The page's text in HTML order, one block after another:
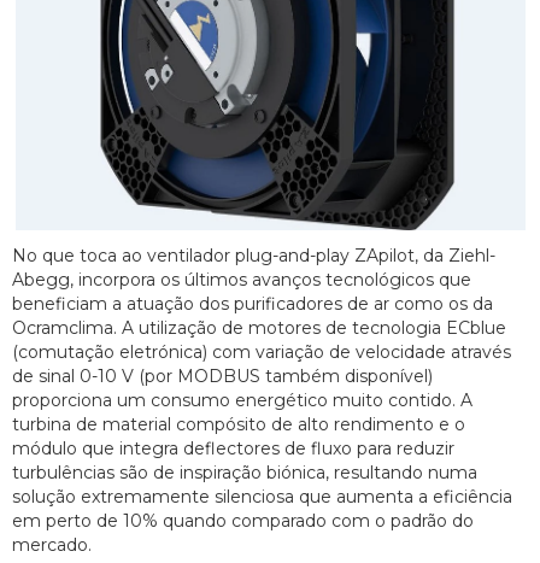
No que toca ao ventilador plug-and-play ZApilot, da Ziehl-
Abegg, incorpora os últimos avanços tecnológicos que
beneficiam a atuação dos purificadores de ar como os da
Ocramclima. A utilização de motores de tecnologia ECblue
(comutação eletrónica) com variação de velocidade através
de sinal 0-10 V (por MODBUS também disponível)
proporciona um consumo energético muito contido. A
turbina de material compósito de alto rendimento e o
módulo que integra deflectores de fluxo para reduzir
turbulências são de inspiração biónica, resultando numa
solução extremamente silenciosa que aumenta a eficiência
em perto de 10% quando comparado com o padrão do
mercado.